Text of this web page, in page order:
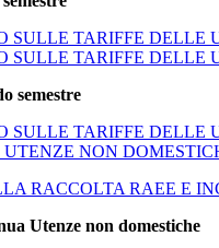
SULLE TARIFFE DELLE
SULLE TARIFFE DELLE
semestre
SULLE TARIFFE DELLE
NON
RACCOLTA RAEE E
Utenze non domestiche